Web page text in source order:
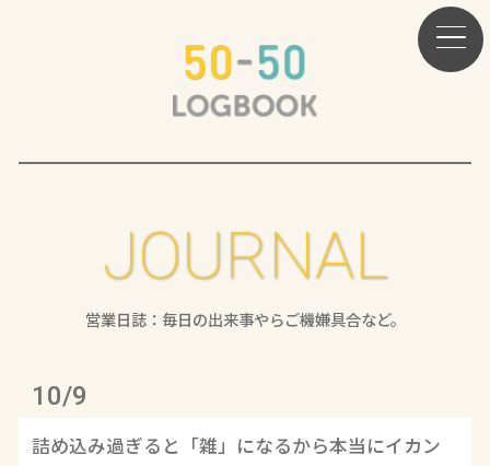
JOURNAL
営業日誌：毎日の出来事やらご機嫌具合など。
10/9
詰め込み過ぎると「雑」になるから本当にイカン